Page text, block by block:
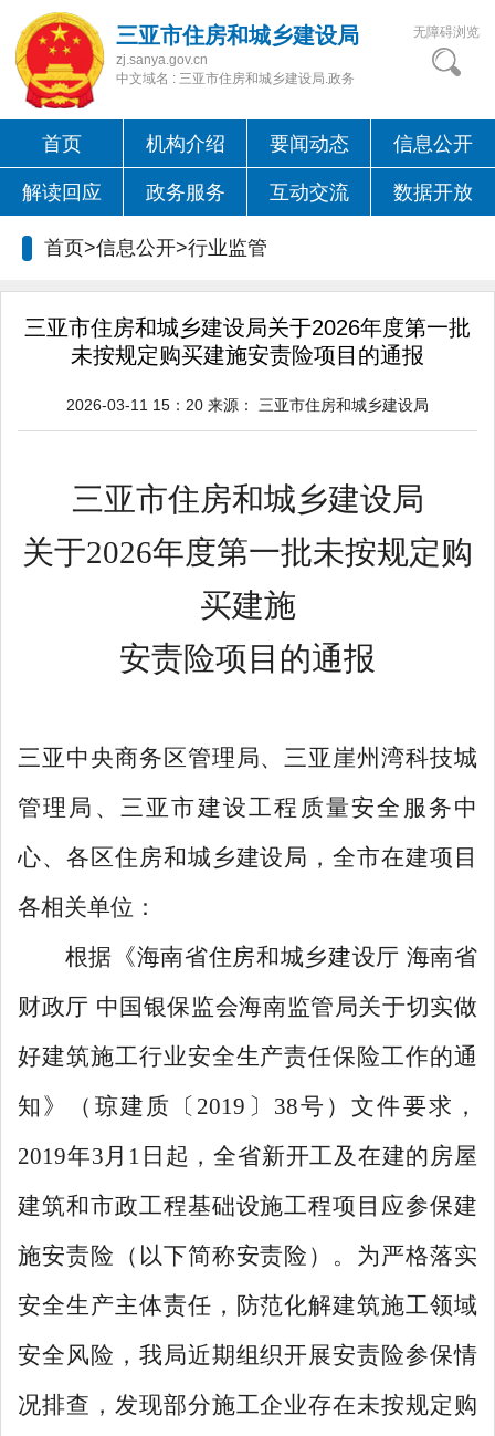
三亚市住房和城乡建设局
zj.sanya.gov.cn
中文域名 : 三亚市住房和城乡建设局.政务
无障碍浏览
首页 机构介绍 要闻动态 信息公开
解读回应 政务服务 互动交流 数据开放
首页>信息公开>行业监管
三亚市住房和城乡建设局关于2026年度第一批
未按规定购买建施安责险项目的通报
2026-03-11 15：20 来源： 三亚市住房和城乡建设局
三亚市住房和城乡建设局
关于2026年度第一批未按规定购
买建施
安责险项目的通报
三亚中央商务区管理局、三亚崖州湾科技城
管理局、三亚市建设工程质量安全服务中
心、各区住房和城乡建设局，全市在建项目
各相关单位 ：
根据《海南省住房和城乡建设厅 海南省
财政厅 中国银保监会海南监管局关于切实做
好建筑施工行业安全生产责任保险工作的通
知》（琼建质〔 2019 〕 38号）文件要求，
2019年3 月 1 日起，全省新开工及在建的房屋
建筑和市政工程基础设施工程项目应参保建
施安责险（以下简称安责险）。为严格落实
安全生产主体责任，防范化解建筑施工领域
安全风险，我局近期组织开展安责险参保情
况排查，发现部分施工企业存在未按规定购